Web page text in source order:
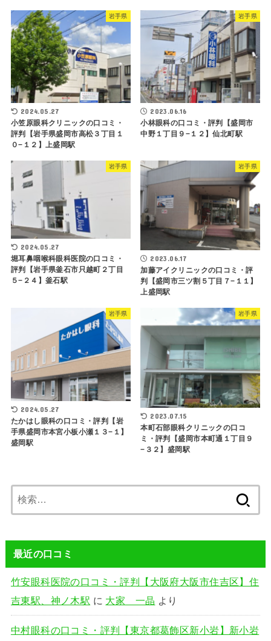
岩手県
2024.05.27
小笠原眼科クリニックの口コミ・
評判【岩手県盛岡市高松３丁目１
０−１２】上盛岡駅
岩手県
2023.06.16
小林眼科の口コミ・評判【盛岡市
中野１丁目９−１２】仙北町駅
岩手県
2024.05.27
堀耳鼻咽喉科眼科医院の口コミ・
評判【岩手県釜石市只越町２丁目
５−２４】釜石駅
岩手県
2023.06.17
加藤アイクリニックの口コミ・評
判【盛岡市三ツ割５丁目７−１１】
上盛岡駅
岩手県
2024.05.27
たかはし眼科の口コミ・評判【岩
手県盛岡市本宮小板小瀬１３−１】
盛岡駅
岩手県
2023.07.15
本町石部眼科クリニックの口コ
ミ・評判【盛岡市本町通１丁目９
−３２】盛岡駅
索:
最近の口コミ
竹安眼科医院の口コミ・評判【大阪府大阪市住吉区】住
吉東駅、神ノ木駅 に 大家 一晶 より
中村眼科の口コミ・評判【東京都葛飾区新小岩】新小岩